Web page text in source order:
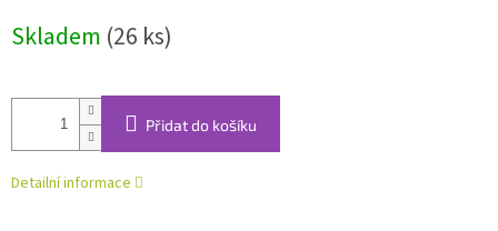
cena:
Skladem (26 ks)
Přidat do košíku
Detailní informace